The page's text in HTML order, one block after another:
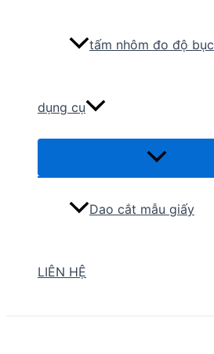
tấm nhôm đo độ bục
dụng cụ
Menu
Dao cắt mẫu giấy
LIÊN HỆ